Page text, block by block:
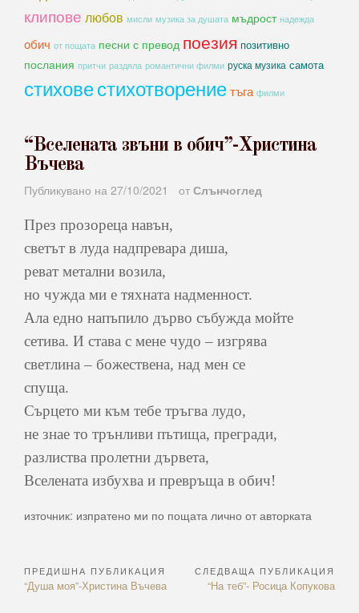
клипове любов мисли музика за душата мъдрост надежда
обич от пощата песни с превод поезия позитивно
послания притчи раздяла романтични филми руска музика самота
стиховестихотворениетъга филми
“Вселената звъни в обич”-Христина
Въчева
Публикувано на 27/10/2021 от Слънчоглед
През прозореца навън,
светът в луда надпревара диша,
реват метални возила,
но чужда ми е тяхната надменност.
Ала едно напъпило дърво събужда мойте
сетива. И става с мене чудо – изгрява
светлина – божествена, над мен се
спуща.
Сърцето ми към тебе тръгва лудо,
не знае то трънливи пътища, прегради,
разлиства пролетни дървета,
Вселената избухва и превръща в обич!
източник: изпратено ми по пощата лично от авторката
Навигация
ПРЕДИШНА ПУБЛИКАЦИЯ
Previous
“Душа моя”-Христина Въчева
СЛЕДВАЩА ПУБЛИКАЦИЯ
Next
“На теб”- Росица Копукова